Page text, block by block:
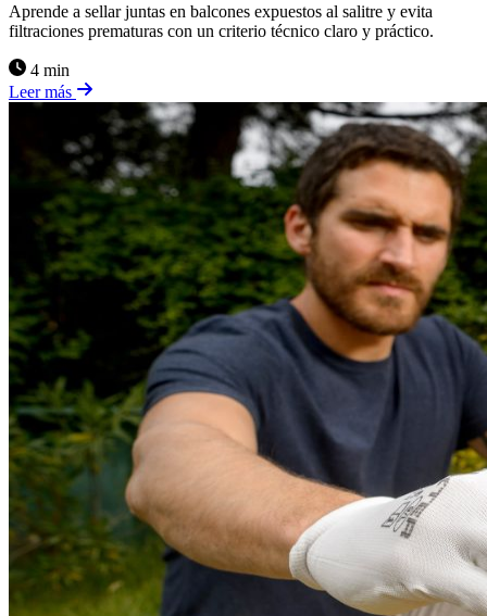
Aprende a sellar juntas en balcones expuestos al salitre y evita
filtraciones prematuras con un criterio técnico claro y práctico.
4 min
Leer más